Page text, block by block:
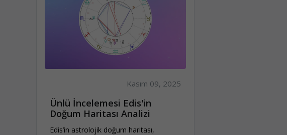
Kasım 09, 2025
Ünlü İncelemesi Edis'in
Doğum Haritası Analizi
Edis’in astrolojik doğum haritası,